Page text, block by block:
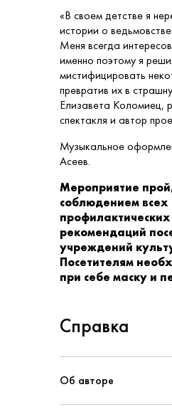
«В своем детстве я
истории о
Меня всегда
именно поэтому я
мистифицировать
превратив их в
Елизавета Коломиец,
спектакля и автор
Музыкальное
Асеев.
Мероприятие
соблюдением всех
рекомендаций
учреждений
Посетителям
при себе маску и
Справка
Об авторе